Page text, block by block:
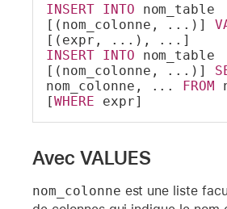
INSERT INTO nom_table
[(nom_colonne, ...)]
[(expr, ...), ...]
INSERT INTO nom_table
[(nom_colonne, ...)]
nom_colonne, ... FROM
[WHERE expr]
Avec VALUES
nom_colonne est une liste